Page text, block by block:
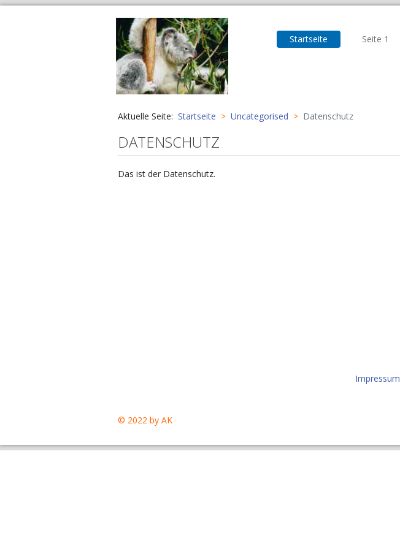
Startseite Seite 1
Aktuelle Seite: Startseite Uncategorised Datenschutz
DATENSCHUTZ
Das ist der Datenschutz.
Impressum
© 2022 by AK